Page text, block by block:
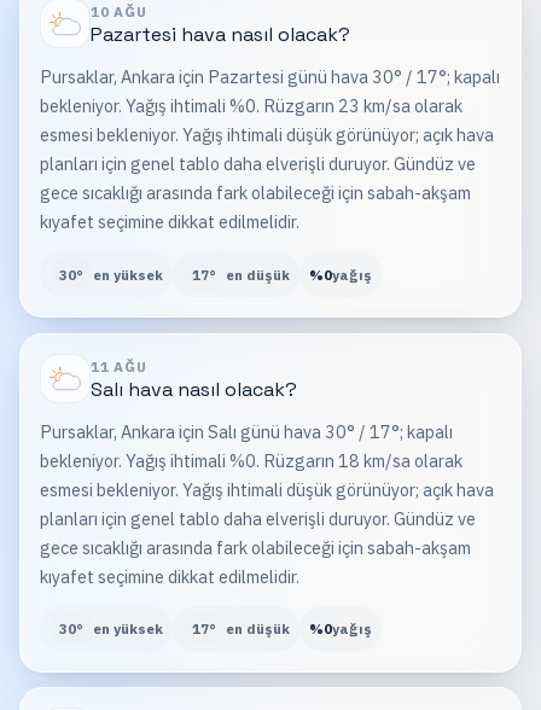
10 AĞU
Pazartesi hava nasıl olacak?
Pursaklar, Ankara için Pazartesi günü hava 30° / 17°; kapalı
bekleniyor. Yağış ihtimali %0. Rüzgarın 23 km/sa olarak
esmesi bekleniyor. Yağış ihtimali düşük görünüyor; açık hava
planları için genel tablo daha elverişli duruyor. Gündüz ve
gece sıcaklığı arasında fark olabileceği için sabah-akşam
kıyafet seçimine dikkat edilmelidir.
30° en yüksek 17° en düşük %0yağış
11 AĞU
Salı hava nasıl olacak?
Pursaklar, Ankara için Salı günü hava 30° / 17°; kapalı
bekleniyor. Yağış ihtimali %0. Rüzgarın 18 km/sa olarak
esmesi bekleniyor. Yağış ihtimali düşük görünüyor; açık hava
planları için genel tablo daha elverişli duruyor. Gündüz ve
gece sıcaklığı arasında fark olabileceği için sabah-akşam
kıyafet seçimine dikkat edilmelidir.
30° en yüksek 17° en düşük %0yağış